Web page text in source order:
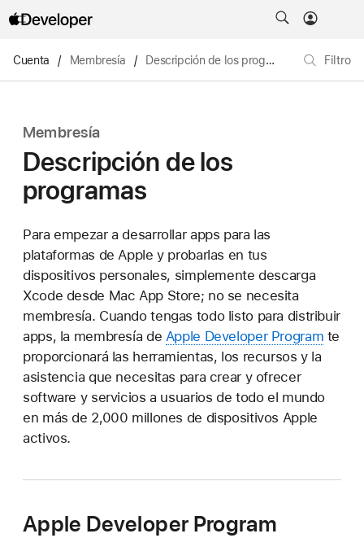
Cuenta / Membresía / Descripción de los programas Filtro
Membresía
Descripción de los
programas
Para empezar a desarrollar apps para las
plataformas de Apple y probarlas en tus
dispositivos personales, simplemente descarga
Xcode desde Mac App Store; no se necesita
membresía. Cuando tengas todo listo para distribuir
apps, la membresía de Apple Developer Program te
proporcionará las herramientas, los recursos y la
asistencia que necesitas para crear y ofrecer
software y servicios a usuarios de todo el mundo
en más de 2,000 millones de dispositivos Apple
activos.
Apple Developer Program